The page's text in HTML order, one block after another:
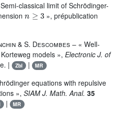
classical limit of Schrödinger-
n≥3
», prépublication
& S. Descombes – « Well-
models », Electronic J. of
| Zbl | MR
equations with repulsive
», SIAM J. Math. Anal. 35
| MR